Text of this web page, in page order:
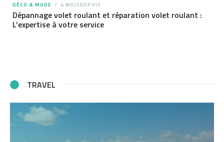
DÉCO & MODE 4 MOISDEPUIS
Dépannage volet roulant et réparation volet roulant :
L’expertise à votre service
TRAVEL